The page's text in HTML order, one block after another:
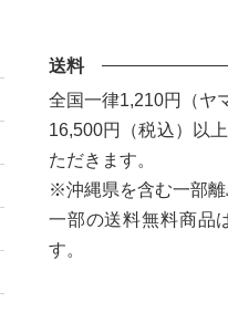
送料
全国一律1,210円（ヤ
16,500円（税込）以
ただきます。
※沖縄県を含む一部離
一部の送料無料商品
す。